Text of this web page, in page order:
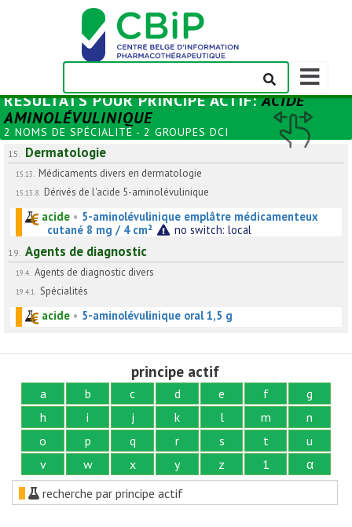
Afficher/
la
barre
de
navigation
RÉSULTATS POURPRINCIPE ACTIF:ACIDE
AMINOLÉVULINIQUE
2 NOMS DE SPÉCIALITÉ - 2 GROUPES DCI
15. Dermatologie
15.13. Médicaments divers en dermatologie
15.13.8. Dérivés de l'acide 5-aminolévulinique
acide • 5-aminolévulinique emplâtre médicamenteux
cutané 8 mg / 4 cm²
no switch: local
19. Agents de diagnostic
19.4. Agents de diagnostic divers
19.4.1. Spécialités
acide • 5-aminolévulinique oral 1,5 g
principe actif
a b c d e f
g
h
i j k l m
n
o
p q r s t
u
v
w x y z 1
α
recherche par principe actif